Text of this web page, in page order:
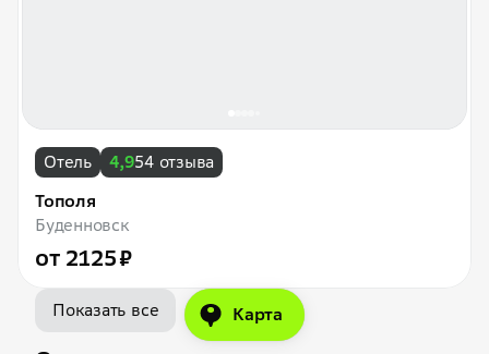
Отель 4,954 отзыва
Тополя
Буденновск
от 2125 ₽
Показать все Карта